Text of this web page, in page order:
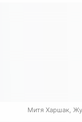
Митя Харшак,